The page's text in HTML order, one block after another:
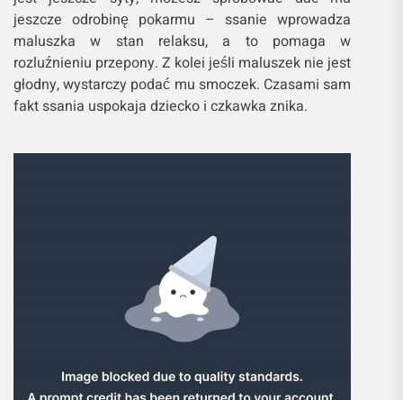
jeszcze odrobinę pokarmu – ssanie wprowadza
maluszka w stan relaksu, a to pomaga w
rozluźnieniu przepony. Z kolei jeśli maluszek nie jest
głodny, wystarczy podać mu smoczek. Czasami sam
fakt ssania uspokaja dziecko i czkawka znika.